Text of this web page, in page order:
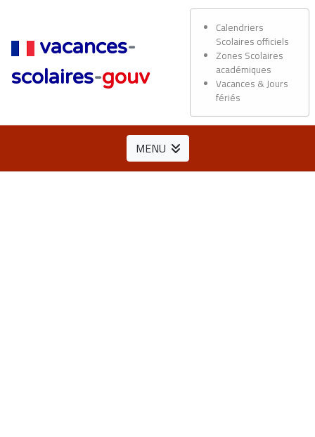
vacances-
scolaires-gouv
Calendriers
Scolaires officiels
Zones Scolaires
académiques
Vacances & Jours
fériés
MENU